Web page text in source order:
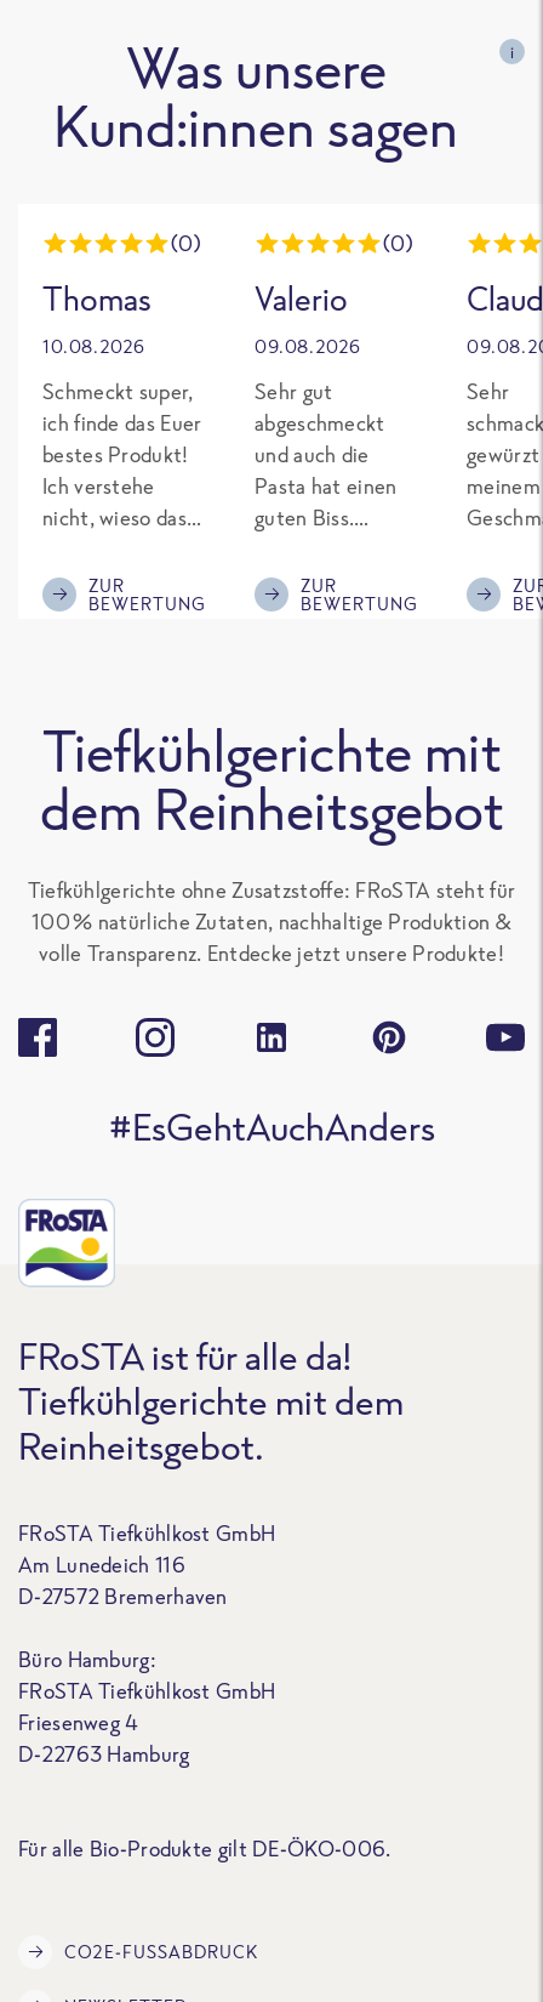
Was unsere
Kund:innen sagen
i
(0)
Thomas
10.08.2026
Schmeckt super,
ich finde das Euer
bestes Produkt!
Ich verstehe
nicht, wieso das
mehr erhältlich
ist!
ZUR
BEWERTUNG
(0)
Valerio
09.08.2026
Sehr gut
abgeschmeckt
und auch die
Pasta hat einen
guten Biss.
ZUR
BEWERTUNG
Sehr
meinem
Menge
'großen
Paprika
gern.
Tiefkühlgerichte mit
dem Reinheitsgebot
Tiefkühlgerichte ohne Zusatzstoffe: FRoSTA steht für
100 % natürliche Zutaten, nachhaltige Produktion &
volle Transparenz. Entdecke jetzt unsere Produkte!
#EsGehtAuchAnders
FRoSTA ist für alle da!
Tiefkühlgerichte mit dem
Reinheitsgebot.
FRoSTA Tiefkühlkost GmbH
Am Lunedeich 116
D-27572 Bremerhaven
Büro Hamburg:
FRoSTA Tiefkühlkost GmbH
Friesenweg 4
D-22763 Hamburg
Für alle Bio-Produkte gilt DE-ÖKO-006.
CO2E-FUSSABDRUCK